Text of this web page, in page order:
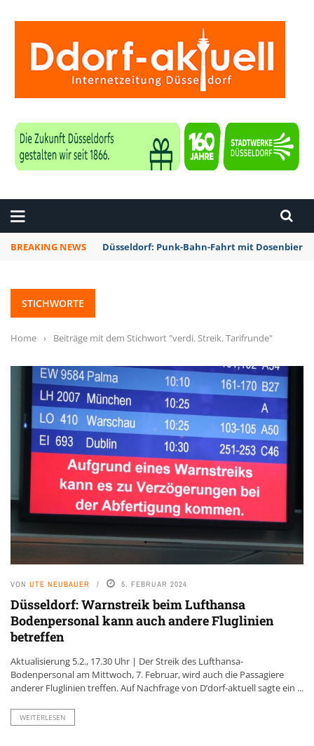
BREAKING NEWS Düsseldorf: Punk-Bahn-Fahrt mit Dosenbier
STICHWORTE
Home › Beiträge mit dem Stichwort "verdi. Streik. Tarifrunde"
VON UTE NEUBAUER 5. FEBRUAR 2024
Düsseldorf: Warnstreik beim Lufthansa
Bodenpersonal kann auch andere Fluglinien
betreffen
Aktualisierung 5.2., 17.30 Uhr | Der Streik des Lufthansa-
Bodenpersonal am Mittwoch, 7. Februar, wird auch die Passagiere
anderer Fluglinien treffen. Auf Nachfrage von D’dorf-aktuell sagte ein ...
WEITERLESEN